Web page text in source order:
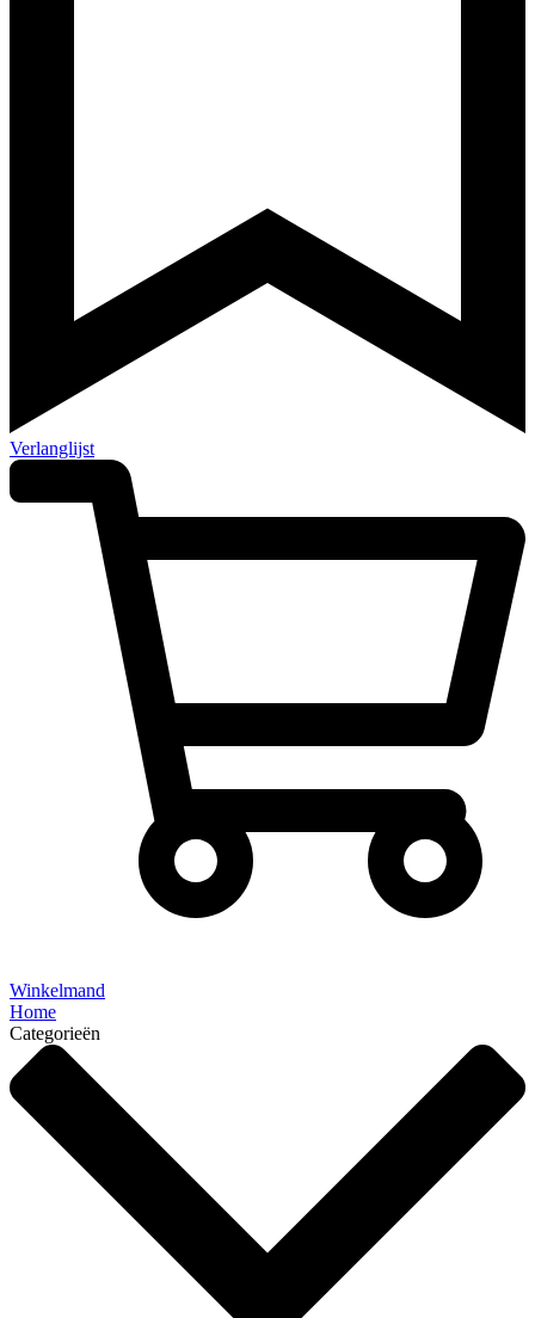
Verlanglijst
Winkelmand
Home
Categorieën